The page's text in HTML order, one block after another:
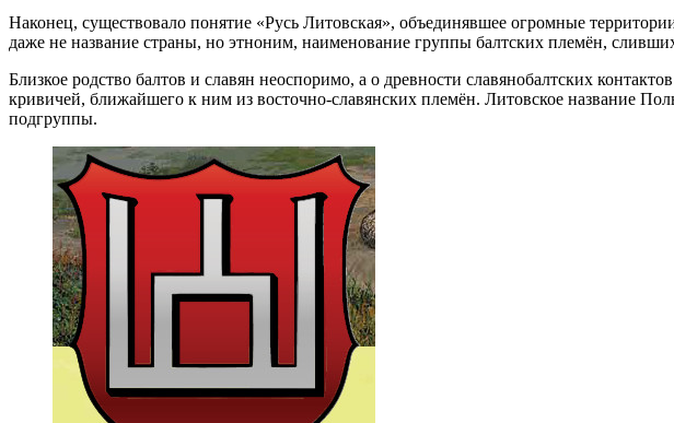
Наконец, существовало понятие «Русь Литовская», объединявшее огромные
даже не название страны, но этноним, наименование группы балтских племён,
Близкое родство балтов и славян неоспоримо, а о древности славянобалтских
кривичей, ближайшего к ним из восточно-славянских племён. Литовское название
подгруппы.